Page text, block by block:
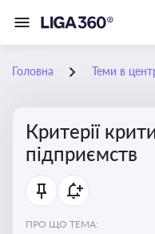
Головна Теми в
Критерії
підприємств
ПРО ЩО ТЕМА: